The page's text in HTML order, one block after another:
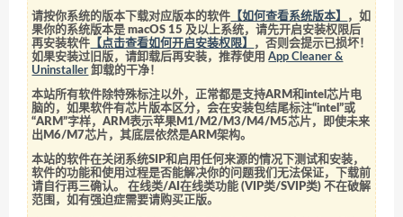
请按你系统的版本下载对应版本的软件 【如何查看系统版本】
，如
果你的系统版本是 macOS 15 及以上系统，请先开启安装权限后
再安装软件 【点击查看如何开启安装权限】
，否则会提示已损坏！
如果安装过旧版，请卸载后再安装，推荐使用App Cleaner &
Uninstaller 卸载的干净！
本站所有软件除特殊标注以外，正常都是支持ARM和intel芯片电
脑的，如果软件有芯片版本区分，会在安装包结尾标注“intel”或
“ARM”字样，ARM表示苹果M1/M2/M3/M4/M5芯片，即使未来
出M6/M7芯片，其底层依然是ARM架构。
本站的软件在关闭系统SIP和启用任何来源的情况下测试和安装，
软件的功能和使用过程是否能解决你的问题我们无法保证，下载前
请自行再三确认。 在线类/AI在线类功能 (VIP类/SVIP类) 不在破解
范围，如有强迫症需要请购买正版。